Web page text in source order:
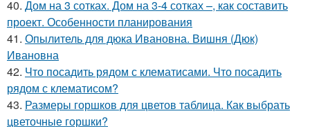
40. Дом на 3 сотках. Дом на 3-4 сотках –, как составить
проект. Особенности планирования
41. Опылитель для дюка Ивановна. Вишня (Дюк)
Ивановна
42. Что посадить рядом с клематисами. Что посадить
рядом с клематисом?
43. Размеры горшков для цветов таблица. Как выбрать
цветочные горшки?